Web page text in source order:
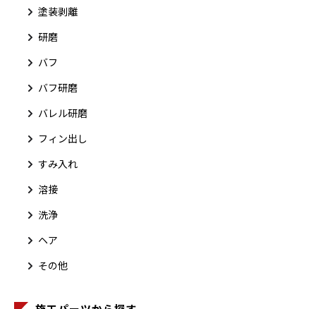
塗装剥離
研磨
バフ
バフ研磨
バレル研磨
フィン出し
すみ入れ
溶接
洗浄
ヘア
その他